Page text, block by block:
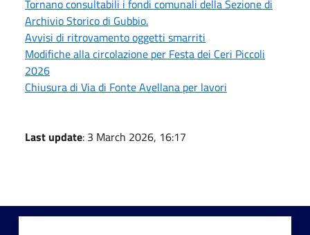
Tornano consultabili i fondi comunali della Sezione di
Archivio Storico di Gubbio.
Avvisi di ritrovamento oggetti smarriti
Modifiche alla circolazione per Festa dei Ceri Piccoli
2026
Chiusura di Via di Fonte Avellana per lavori
Last update: 3 March 2026, 16:17